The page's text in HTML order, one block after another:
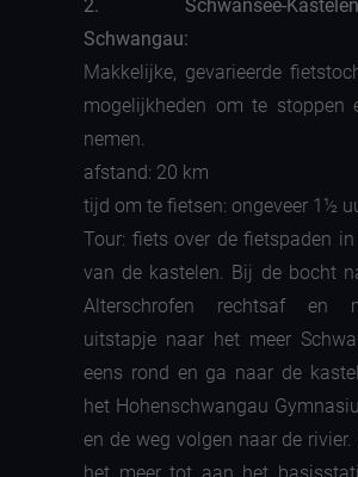
2. Schwansee-Kastelen-
Schwangau:
Makkelijke, gevarieerde
mogelijkheden om te stoppen
nemen.
afstand: 20 km
tijd om te fietsen: ongeveer 1½
Tour: fiets over de fietspaden
van de kastelen. Bij de bocht
Alterschrofen rechtsaf en
uitstapje naar het meer
eens rond en ga naar de
het Hohenschwangau
en de weg volgen naar de